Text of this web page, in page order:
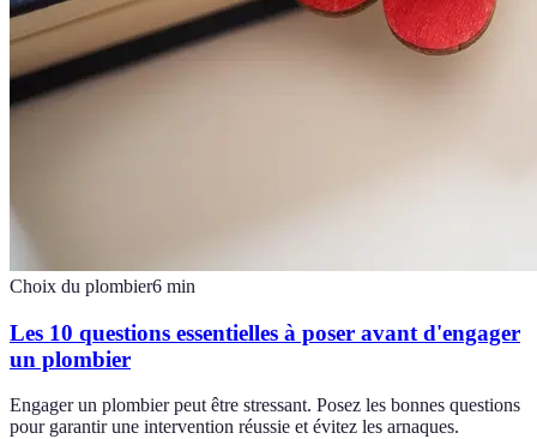
Choix du plombier6 min
Les 10 questions essentielles à poser avant d'engager
un plombier
Engager un plombier peut être stressant. Posez les bonnes questions
pour garantir une intervention réussie et évitez les arnaques.